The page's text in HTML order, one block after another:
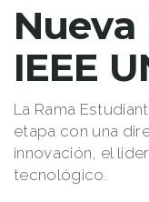
IEEE
La Rama
etapa con una
innovación, el
tecnológico.